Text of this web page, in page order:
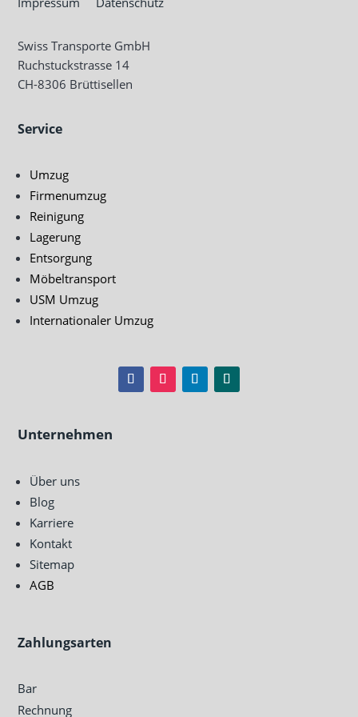
Swiss Transporte GmbH
Ruchstuckstrasse 14
CH-8306 Brüttisellen
Service
Umzug
Firmenumzug
Reinigung
Lagerung
Entsorgung
Möbeltransport
USM Umzug
Internationaler Umzug
Unternehmen
Über uns
Blog
Karriere
Kontakt
Sitemap
AGB
Zahlungsarten
Bar
Rechnung